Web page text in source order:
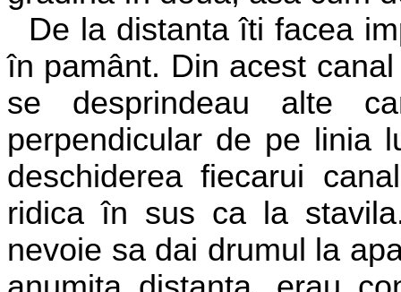
De la distanta îti facea
în pamânt. Din acest
se desprindeau alte
perpendicular de pe linia
deschiderea fiecarui
ridica în sus ca la
nevoie sa dai drumul la